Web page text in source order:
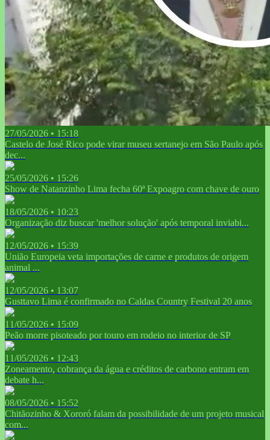
27/05/2026 • 15:18
Castelo de José Rico pode virar museu sertanejo em São Paulo após
dec...
25/05/2026 • 15:26
Show de Natanzinho Lima fecha 60ª Expoagro com chave de ouro
18/05/2026 • 10:23
Organização diz buscar 'melhor solução' após temporal inviabi...
12/05/2026 • 15:39
União Europeia veta importações de carne e produtos de origem
animal ...
12/05/2026 • 13:07
Gusttavo Lima é confirmado no Caldas Country Festival 20 anos
11/05/2026 • 15:09
Peão morre pisoteado por touro em rodeio no interior de SP
11/05/2026 • 12:43
Zoneamento, cobrança da água e créditos de carbono entram em
debate h...
08/05/2026 • 15:52
Chitãozinho & Xororó falam da possibilidade de um projeto musical
com...